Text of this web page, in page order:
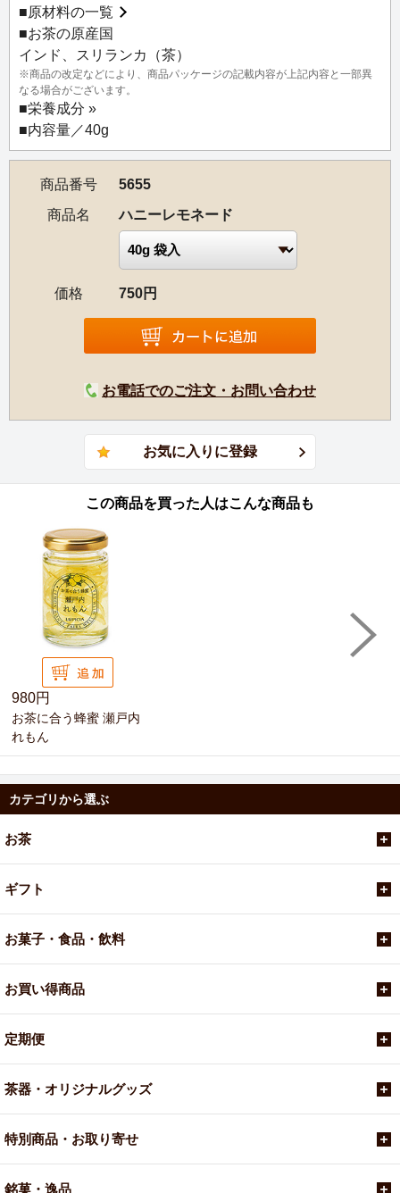
グランマルシェ2019のイベント限定茶がご好評につき、一
年中お求めいただける定番になりました。
■原材料の一覧
■お茶の原産国
インド、スリランカ（茶）
※商品の改定などにより、商品パッケージの記載内容が上記内容と一部異
なる場合がございます。
■栄養成分 »
■内容量／40g
商品番号
5655
商品名
ハニーレモネード
価格 750円
お電話でのご注文・お問い合わせ
この商品を買った人はこんな商品も
980円
お茶に合う蜂蜜 瀬戸内
れもん
カテゴリから選ぶ
お茶
ギフト
お菓子・食品・飲料
お買い得商品
定期便
茶器・オリジナルグッズ
特別商品・お取り寄せ
銘菓・逸品